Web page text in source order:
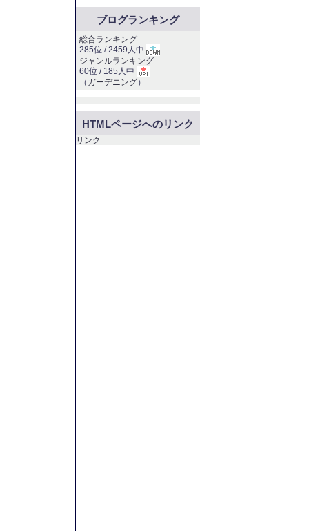
ブログランキング
総合ランキング
285位 / 2459人中
ジャンルランキング
60位 / 185人中
（ ガーデニング）
HTMLページへのリンク
リンク